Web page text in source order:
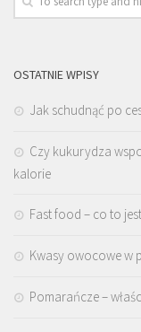
OSTATNIE WPISY
Jak schudnąć po
Czy kukurydza
kalorie
Fast food – co to
Kwasy owocowe w
Pomarańcze –